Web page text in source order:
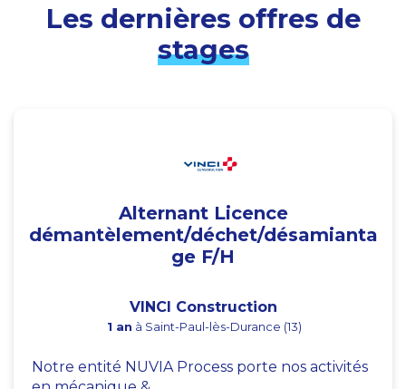
Les dernières offres de
stages
Alternant Licence
démantèlement/déchet/désamianta
ge F/H
VINCI Construction
1 an à Saint-Paul-lès-Durance (13)
Notre entité NUVIA Process porte nos activités